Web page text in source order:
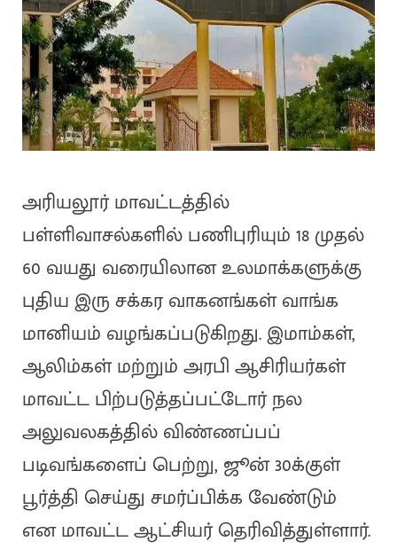
அரியலூர் மாவட்டத்தில்
பள்ளிவாசல்களில் பணிபுரியும் 18 முதல்
60 வயது வரையிலான உலமாக்களுக்கு
புதிய இரு சக்கர வாகனங்கள் வாங்க
மானியம் வழங்கப்படுகிறது. இமாம்கள்,
ஆலிம்கள் மற்றும் அரபி ஆசிரியர்கள்
மாவட்ட பிற்படுத்தப்பட்டோர் நல
அலுவலகத்தில் விண்ணப்பப்
படிவங்களைப் பெற்று, ஜூன் 30க்குள்
பூர்த்தி செய்து சமர்ப்பிக்க வேண்டும்
என மாவட்ட ஆட்சியர் தெரிவித்துள்ளார்.